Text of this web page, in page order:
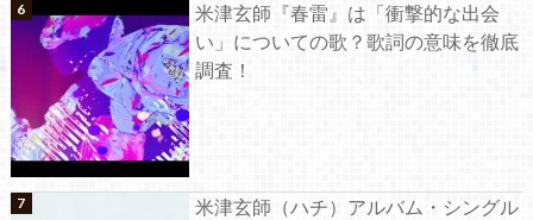
米津玄師『春雷』は「衝撃的な出会
い」についての歌？歌詞の意味を徹底
調査！
米津玄師（ハチ）アルバム・シングル